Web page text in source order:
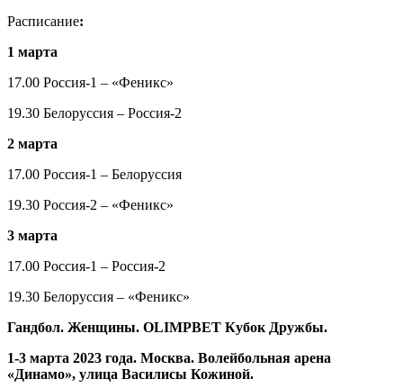
Расписание:
1 марта
17.00 Россия-1 – «Феникс»
19.30 Белоруссия – Россия-2
2 марта
17.00 Россия-1 – Белоруссия
19.30 Россия-2 – «Феникс»
3 марта
17.00 Россия-1 – Россия-2
19.30 Белоруссия – «Феникс»
Гандбол. Женщины. OLIMPBET Кубок Дружбы.
1-3 марта 2023 года. Москва. Волейбольная арена
«Динамо», улица Василисы Кожиной.